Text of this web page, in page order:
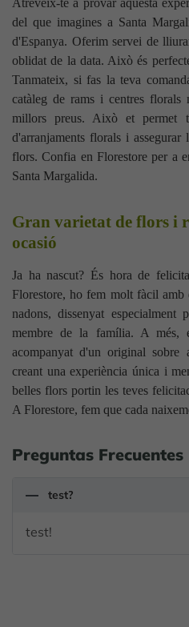
Atreveix-te a provar aquesta
del que imagines a Santa
d'Espanya. Oferim servei de
oblidat de la data. Això és
Tanmateix, si fas la teva
catàleg de rams i centres
millors preus. Això et permet
d'arranjaments florals i
flors. Confia en Florestore per a
Santa Margalida.
Gran varietat de flors i
ocasió
Ja ha nascut? És hora de
Florestore, ho fem molt fàcil amb
nadons, dissenyat
membre de la família. A més,
acompanyat d'un original sobre
creant una experiència única i
belles flors portin les teves
A Florestore, fem que cada
Preguntas Frecuentes
test?
test!